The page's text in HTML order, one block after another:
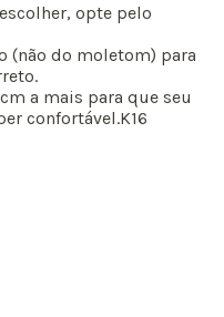
opte pelo
(não do moletom) para
a mais para que seu
confortável.K16